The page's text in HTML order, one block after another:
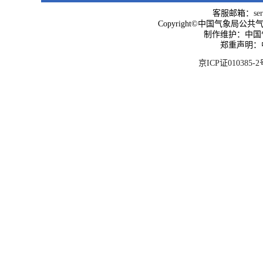
客服邮箱：
Copyright©中国气象局公共
制作维护：中
郑重声明
京ICP证010385-2